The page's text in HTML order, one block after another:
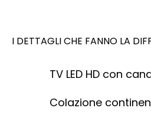
I DETTAGLI CHE FANNO LA
TV LED HD con
Colazione